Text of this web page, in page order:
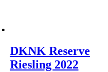
DKNK Reserve
Riesling 2022